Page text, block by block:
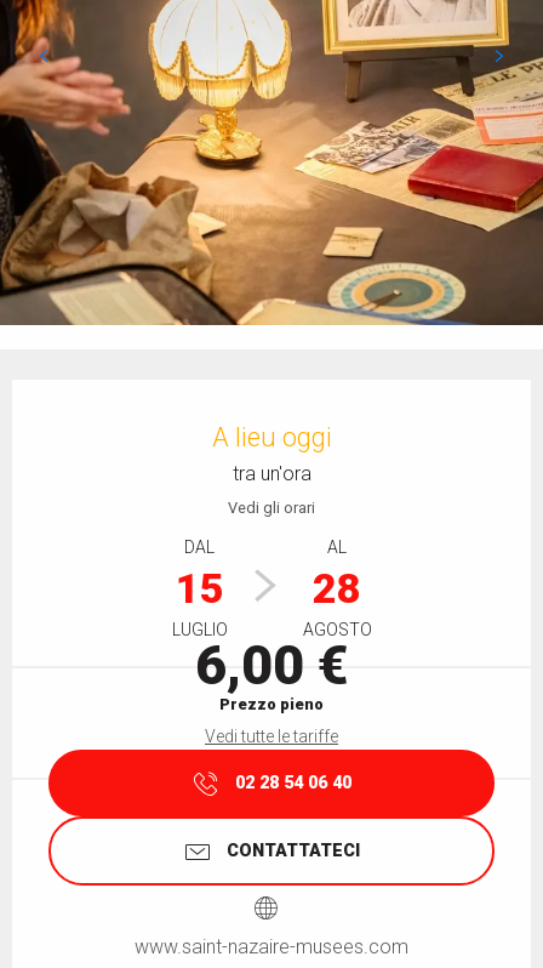
A lieu oggi
tra un'ora
Vedi gli orari
DAL
15
LUGLIO
AL
28
AGOSTO
6,00 €
Prezzo pieno
Vedi tutte le tariffe
02 28 54 06 40
CONTATTATECI
www.saint-nazaire-musees.com